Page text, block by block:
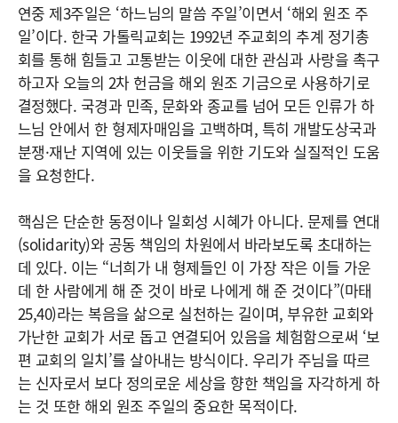
연중 제3주일은 ‘하느님의 말씀 주일’이면서 ‘해외 원조 주
일’이다. 한국 가톨릭교회는 1992년 주교회의 추계 정기총
회를 통해 힘들고 고통받는 이웃에 대한 관심과 사랑을 촉구
하고자 오늘의 2차 헌금을 해외 원조 기금으로 사용하기로
결정했다. 국경과 민족, 문화와 종교를 넘어 모든 인류가 하
느님 안에서 한 형제자매임을 고백하며, 특히 개발도상국과
분쟁·재난 지역에 있는 이웃들을 위한 기도와 실질적인 도움
을 요청한다.
핵심은 단순한 동정이나 일회성 시혜가 아니다. 문제를 연대
(solidarity)와 공동 책임의 차원에서 바라보도록 초대하는
데 있다. 이는 “너희가 내 형제들인 이 가장 작은 이들 가운
데 한 사람에게 해 준 것이 바로 나에게 해 준 것이다”(마태
25,40)라는 복음을 삶으로 실천하는 길이며, 부유한 교회와
가난한 교회가 서로 돕고 연결되어 있음을 체험함으로써 ‘보
편 교회의 일치’를 살아내는 방식이다. 우리가 주님을 따르
는 신자로서 보다 정의로운 세상을 향한 책임을 자각하게 하
는 것 또한 해외 원조 주일의 중요한 목적이다.